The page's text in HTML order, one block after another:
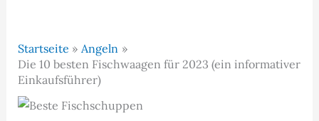
Startseite
Angeln
Die 10 besten Fischwaagen für 2023 (ein informativer
Einkaufsführer)